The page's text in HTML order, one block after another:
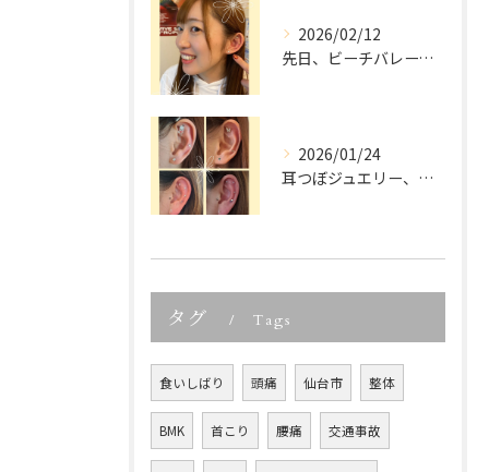
2026/02/12
先日、ビーチバレーでご活躍中の
2026/01/24
耳つぼジュエリー、「可愛いだけでしょ？」って思っていませんか...
タグ Tags
食いしばり 頭痛 仙台市 整体
BMK 首こり 腰痛 交通事故